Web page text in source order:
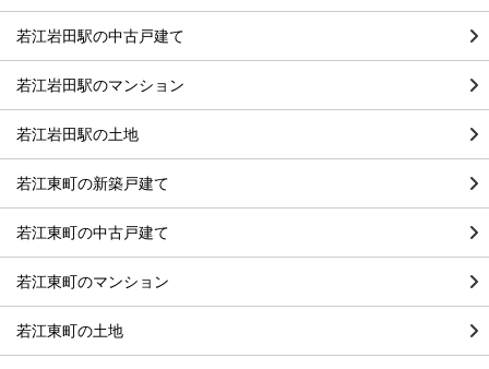
若江岩田駅の中古戸建て
若江岩田駅のマンション
若江岩田駅の土地
若江東町の新築戸建て
若江東町の中古戸建て
若江東町のマンション
若江東町の土地